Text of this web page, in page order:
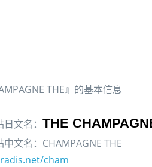
THE』的基本信息
日文名：THE
中文名：CHAMPAGNE THE
cham